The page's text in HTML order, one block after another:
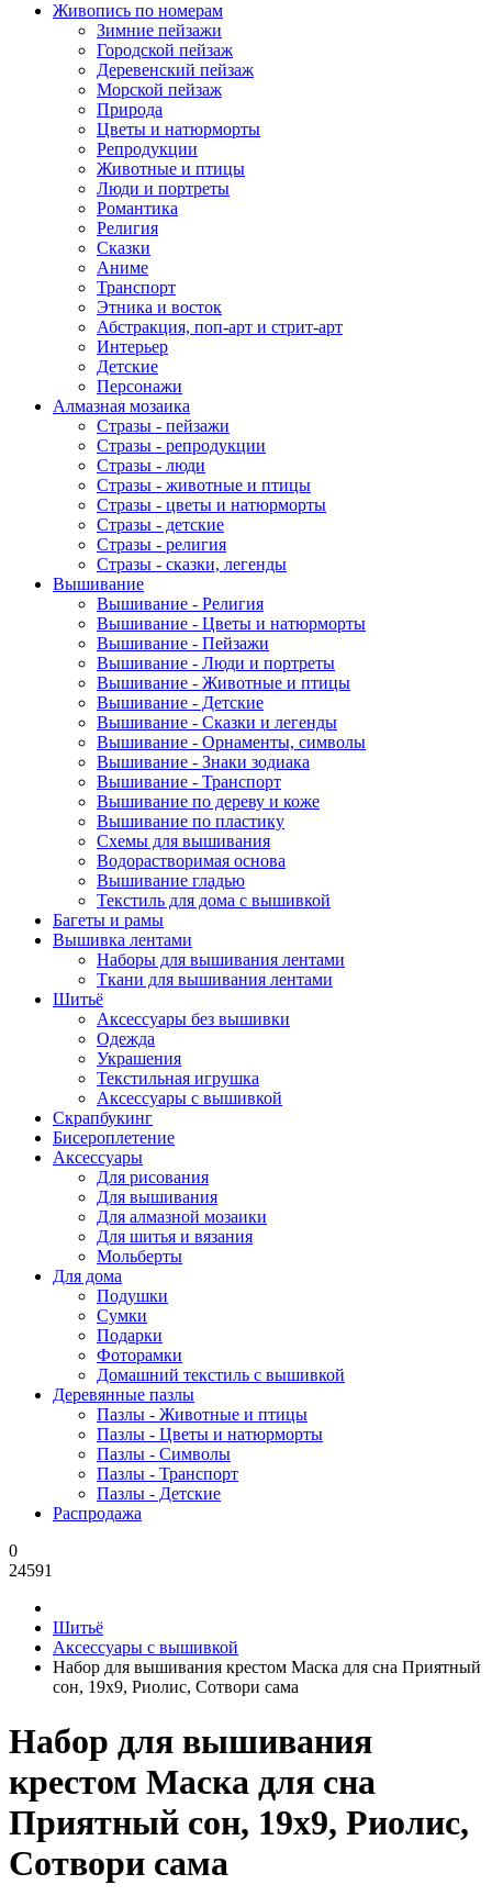
Живопись по номерам
Зимние пейзажи
Городской пейзаж
Деревенский пейзаж
Морской пейзаж
Природа
Цветы и натюрморты
Репродукции
Животные и птицы
Люди и портреты
Романтика
Религия
Сказки
Аниме
Транспорт
Этника и восток
Абстракция, поп-арт и стрит-арт
Интерьер
Детские
Персонажи
Алмазная мозаика
Стразы - пейзажи
Стразы - репродукции
Стразы - люди
Стразы - животные и птицы
Стразы - цветы и натюрморты
Стразы - детские
Стразы - религия
Стразы - сказки, легенды
Вышивание
Вышивание - Религия
Вышивание - Цветы и натюрморты
Вышивание - Пейзажи
Вышивание - Люди и портреты
Вышивание - Животные и птицы
Вышивание - Детские
Вышивание - Сказки и легенды
Вышивание - Орнаменты, символы
Вышивание - Знаки зодиака
Вышивание - Транспорт
Вышивание по дереву и коже
Вышивание по пластику
Схемы для вышивания
Водорастворимая основа
Вышивание гладью
Текстиль для дома с вышивкой
Багеты и рамы
Вышивка лентами
Наборы для вышивания лентами
Ткани для вышивания лентами
Шитьё
Аксессуары без вышивки
Одежда
Украшения
Текстильная игрушка
Аксессуары с вышивкой
Скрапбукинг
Бисероплетение
Аксессуары
Для рисования
Для вышивания
Для алмазной мозаики
Для шитья и вязания
Мольберты
Для дома
Подушки
Сумки
Подарки
Фоторамки
Домашний текстиль с вышивкой
Деревянные пазлы
Пазлы - Животные и птицы
Пазлы - Цветы и натюрморты
Пазлы - Символы
Пазлы - Транспорт
Пазлы - Детские
Распродажа
0
24591
Шитьё
Аксессуары с вышивкой
Набор для вышивания крестом Маска для сна Приятный
сон, 19x9, Риолис, Сотвори сама
Набор для вышивания
крестом Маска для сна
Приятный сон, 19x9, Риолис,
Сотвори сама